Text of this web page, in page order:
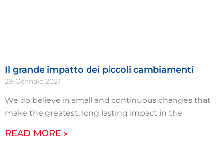
Il grande impatto dei piccoli cambiamenti
29 Gennaio 2021
We do believe in small and continuous changes that
make the greatest, long lasting impact in the
READ MORE »